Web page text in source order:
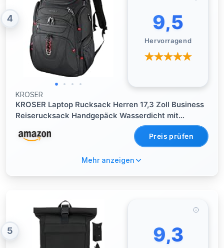
4 9,5
Hervorragend
KROSER
KROSER Laptop Rucksack Herren 17,3 Zoll Business
Reiserucksack Handgepäck Wasserdicht mit
Hartgeschältem Sicherheitsraum Ladeanschluss
RFID Tasche für Männer/Frauen/College/Schule -
Preis prüfen
Mehr anzeigen
5 9,3